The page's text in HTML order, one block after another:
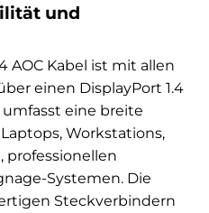
und
AOC Kabel ist mit allen
einen DisplayPort 1.4
eine breite
Workstations,
professionellen
Systemen. Die
Steckverbindern